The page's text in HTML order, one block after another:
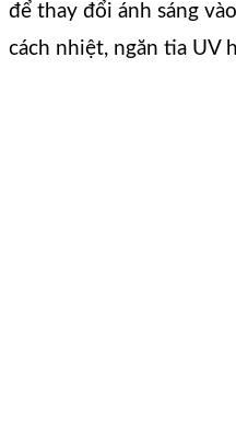
để thay đổi ánh sáng
cách nhiệt, ngăn tia UV